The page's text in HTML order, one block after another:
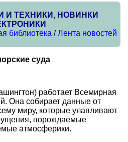
И ТЕХНИКИ, НОВИНКИ
библиотека /Лента новостей
суда
работает Всемирная
Она собирает данные от
миру, которые улавливают
порождаемые
атмосферики.